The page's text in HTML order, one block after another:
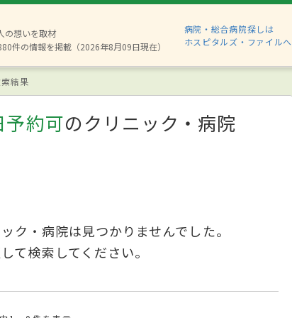
の想いを取材
件の情報を掲載（2026年8月09日現在）
病院・総合病院探しは
ホスピタルズ・ファイルへ
結果
約可のクリニック・病院
ク・病院は見つかりませんでした。
て検索してください。